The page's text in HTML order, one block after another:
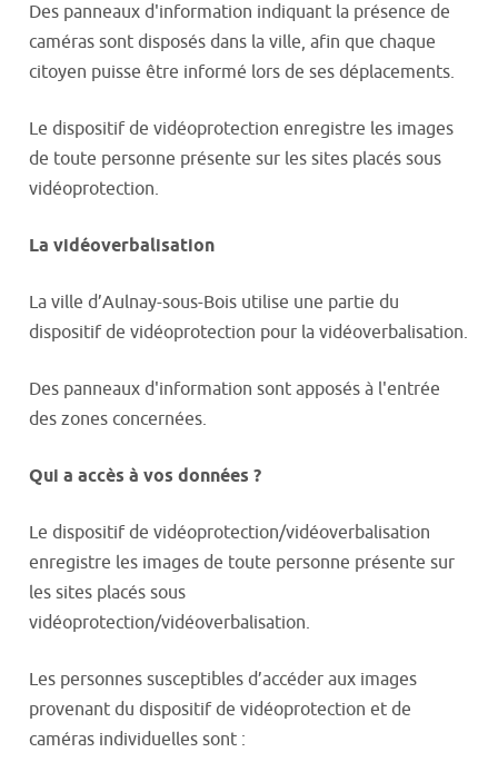
Des panneaux d'information indiquant la présence de
caméras sont disposés dans la ville, afin que chaque
citoyen puisse être informé lors de ses déplacements.
Le dispositif de vidéoprotection enregistre les images
de toute personne présente sur les sites placés sous
vidéoprotection.
La vidéoverbalisation
La ville d’Aulnay-sous-Bois utilise une partie du
dispositif de vidéoprotection pour la vidéoverbalisation.
Des panneaux d'information sont apposés à l'entrée
des zones concernées.
Qui a accès à vos données ?
Le dispositif de vidéoprotection/vidéoverbalisation
enregistre les images de toute personne présente sur
les sites placés sous
vidéoprotection/vidéoverbalisation.
Les personnes susceptibles d’accéder aux images
provenant du dispositif de vidéoprotection et de
caméras individuelles sont :